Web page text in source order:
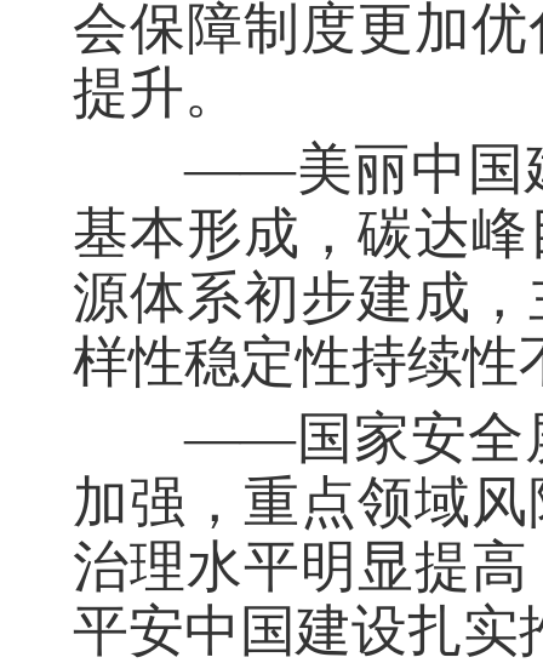
会保障制度更加
提升。
——美丽中国建
基本形成，碳达
源体系初步建成
样性稳定性持续性
——国家安全屏
加强，重点领域
治理水平明显提
平安中国建设扎实